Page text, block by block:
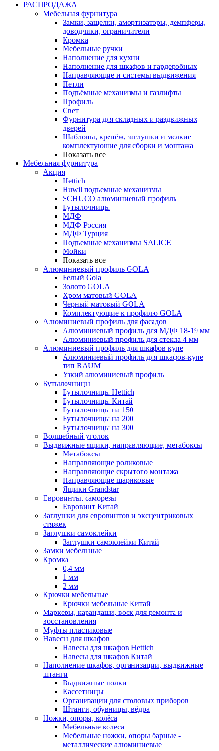
РАСПРОДАЖА
Мебельная фурнитура
Замки, защелки, амортизаторы, демпферы,
доводчики, ограничители
Кромка
Мебельные ручки
Наполнение для кухни
Наполнение для шкафов и гардеробных
Направляющие и системы выдвижения
Петли
Подъёмные механизмы и газлифты
Профиль
Свет
Фурнитура для складных и раздвижных
дверей
Шаблоны, крепёж, заглушки и мелкие
комплектующие для сборки и монтажа
Показать все
Мебельная фурнитура
Акция
Hettich
Huwil подъемные механизмы
SCHUCO алюминиевый профиль
Бутылочницы
МДФ
МДФ Россия
МДФ Турция
Подъемные механизмы SALICE
Мойки
Показать все
Алюминиевый профиль GOLA
Белый Gola
Золото GOLA
Хром матовый GOLA
Черный матовый GOLA
Комплектующие к профилю GOLA
Алюминиевый профиль для фасадов
Алюминиевый профиль для МДФ 18-19 мм
Алюминиевый профиль для стекла 4 мм
Алюминиевый профиль для шкафов купе
Алюминиевый профиль для шкафов-купе
тип RAUM
Узкий алюминиевый профиль
Бутылочницы
Бутылочницы Hettich
Бутылочницы Китай
Бутылочницы на 150
Бутылочницы на 200
Бутылочницы на 300
Волшебный уголок
Выдвижные ящики, направляющие, метабоксы
Метабоксы
Направляющие роликовые
Направляющие скрытого монтажа
Направляющие шариковые
Ящики Grandstar
Евровинты, саморезы
Евровинт Китай
Заглушки для евровинтов и эксцентриковых
стяжек
Заглушки самоклейки
Заглушки самоклейки Китай
Замки мебельные
Кромка
0,4 мм
1 мм
2 мм
Крючки мебельные
Крючки мебельные Китай
Маркеры, карандаши, воск для ремонта и
восстановления
Муфты пластиковые
Навесы для шкафов
Навесы для шкафов Hettich
Навесы для шкафов Китай
Наполнение шкафов, организации, выдвижные
штанги
Выдвижные полки
Кассетницы
Организации для столовых приборов
Штанги, обувницы, вёдра
Ножки, опоры, колёса
Мебельные колеса
Мебельные ножки, опоры барные -
металлические алюминиевые